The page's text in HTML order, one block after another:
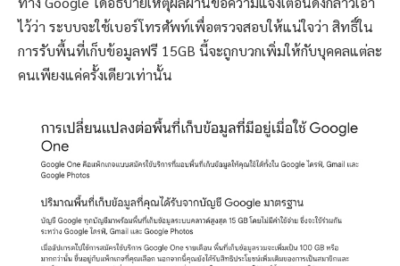
ไว้ว่า ระบบจะใช้เบอร์โทรศัพท์เพื่อตรวจสอบให้แน่ใจว่า สิทธิ์ใน
การรับพื้นที่เก็บข้อมูลฟรี 15GB นี้จะถูกบวกเพิ่มให้กับบุคคลแต่ละ
คนเพียงแค่ครั้งเดียวเท่านั้น